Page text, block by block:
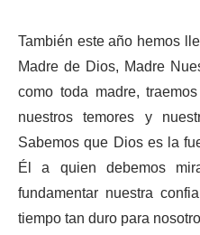
También este año hemos
Madre de Dios, Madre
como toda madre,
nuestros temores y
Sabemos que Dios es la
Él a quien debemos
fundamentar nuestra
tiempo tan duro para